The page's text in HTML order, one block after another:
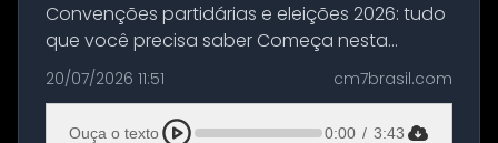
Convenções partidárias e eleições 2026: tudo
que você precisa saber Começa nesta
segunda-feira e vai até 5 de agosto o prazo
para que partidos políticos e federações
partidárias realizem suas convençõ...
20/07/2026 11:51 cm7brasil.com
Ouça o texto 0:00 / 3:43